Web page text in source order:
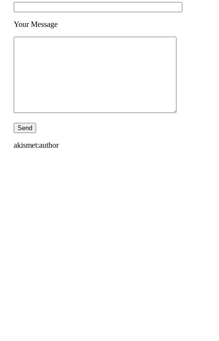
Your Message
akismet:author